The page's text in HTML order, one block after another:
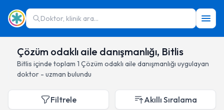
Doktor, klinik ara...
Çözüm odaklı aile danışmanlığı, Bitlis
Bitlis içinde toplam 1 Çözüm odaklı aile danışmanlığı uygulayan
doktor - uzman bulundu
Filtrele Akıllı Sıralama